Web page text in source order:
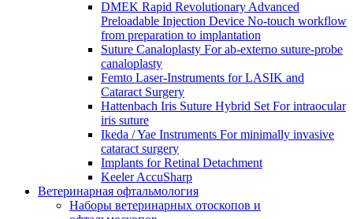
DMEK Rapid Revolutionary Advanced
Preloadable Injection Device No-touch workflow
from preparation to implantation
Suture Canaloplasty For ab-externo suture-probe
canaloplasty
Femto Laser-Instruments for LASIK and
Cataract Surgery
Hattenbach Iris Suture Hybrid Set For intraocular
iris suture
Ikeda / Yae Instruments For minimally invasive
cataract surgery
Implants for Retinal Detachment
Keeler AccuSharp
Ветеринарная офтальмология
Наборы ветеринарных отоскопов и